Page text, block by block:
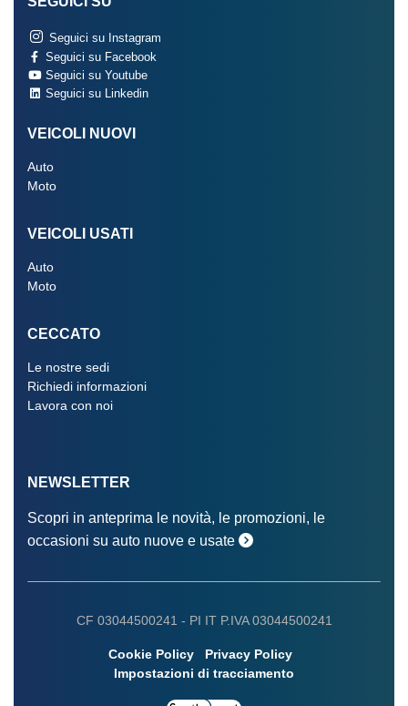
Seguici su Instagram
Seguici su Facebook
Seguici su Youtube
Seguici su Linkedin
VEICOLI NUOVI
Auto
Moto
VEICOLI USATI
Auto
Moto
CECCATO
Le nostre sedi
Richiedi informazioni
Lavora con noi
NEWSLETTER
Scopri in anteprima le novità, le promozioni, le
occasioni su auto nuove e usate
CF 03044500241 - PI IT P.IVA 03044500241
Cookie Policy
Privacy Policy
Impostazioni di tracciamento